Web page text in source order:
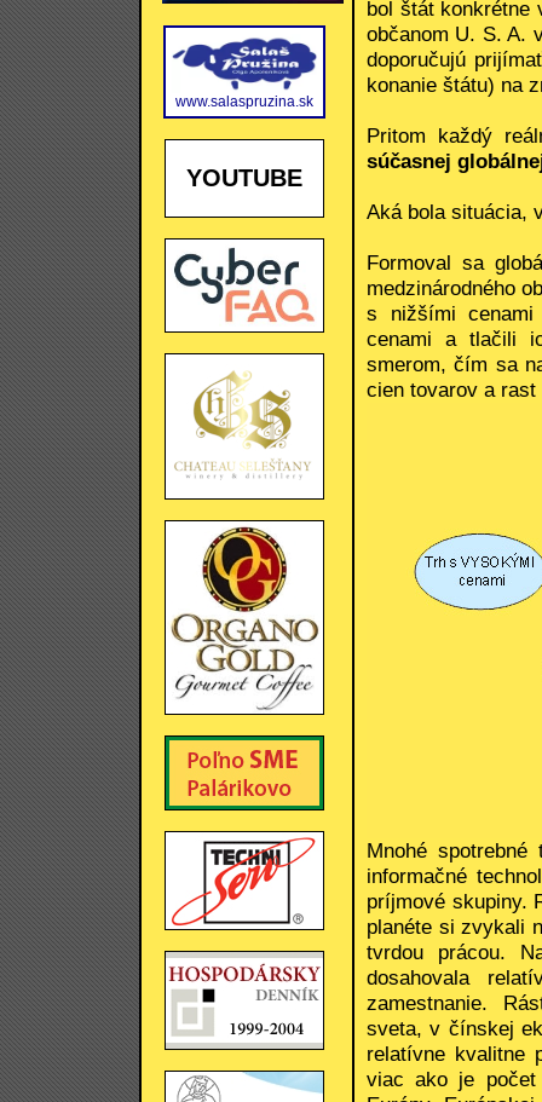
www.salaspruzina.sk
YOUTUBE
bol štát konkrétne
občanom U. S. A.
doporučujú
konanie štátu) na
Pritom každý
súčasnej
Aká bola situácia,
Formoval sa
medzinárodného
s nižšími
cenami a tlačili
smerom, čím sa
cien tovarov a
Mnohé
informačné
príjmové skupiny.
planéte si zvykali
tvrdou prácou.
dosahovala
zamestnanie.
sveta, v čínskej
relatívne kvalitne
viac ako je